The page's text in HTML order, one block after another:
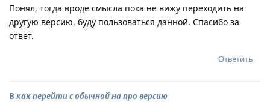
Понял, тогда вроде смысла пока не вижу переходить на
другую версию, буду пользоваться данной. Спасибо за
ответ.
Ответить
В как перейти с обычной на про версию